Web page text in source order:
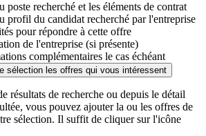
poste recherché et les éléments de contrat
profil du candidat recherché par l'entreprise
pour répondre à cette offre
de l'entreprise (si présente)
complémentaires le cas échéant
sélection les offres qui vous intéressent
résultats de recherche ou depuis le détail
vous pouvez ajouter la ou les offres de
sélection. Il suffit de cliquer sur l'icône